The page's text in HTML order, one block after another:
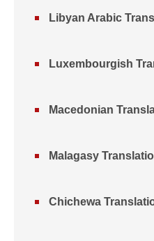
Libyan Arabic
Luxembourgish
Macedonian
Malagasy
Chichewa